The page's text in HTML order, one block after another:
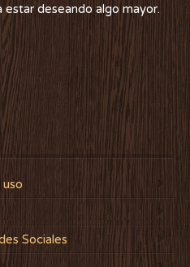
estar deseando algo mayor.
Sociales